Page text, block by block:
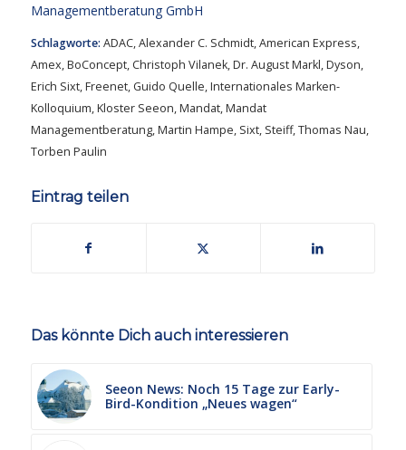
Managementberatung GmbH
Schlagworte: ADAC,Alexander C. Schmidt,American Express,
Amex,BoConcept, Christoph Vilanek,Dr. August Markl,Dyson,
Erich Sixt,Freenet, Guido Quelle,Internationales Marken-
Kolloquium,Kloster Seeon,Mandat,Mandat
Managementberatung,Martin Hampe, Sixt, Steiff,Thomas Nau,
Torben Paulin
Eintrag teilen
Das könnte Dich auch interessieren
Seeon News: Noch 15 Tage zur Early-
Bird-Kondition „Neues wagen“